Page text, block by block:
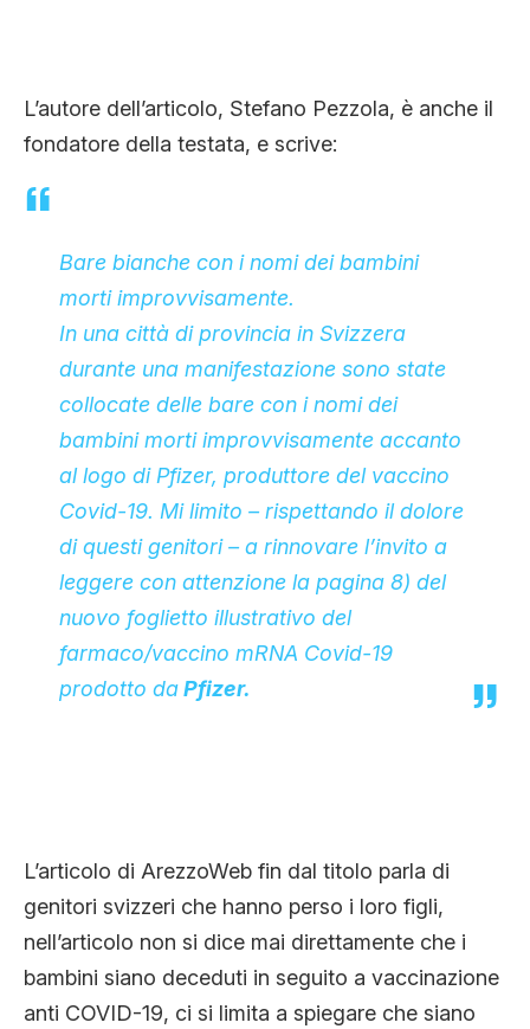
L’autore dell’articolo, Stefano Pezzola, è anche il
fondatore della testata, e scrive:
Bare bianche con i nomi dei bambini
morti improvvisamente.
In una città di provincia in Svizzera
durante una manifestazione sono state
collocate delle bare con i nomi dei
bambini morti improvvisamente accanto
al logo di Pfizer, produttore del vaccino
Covid-19. Mi limito – rispettando il dolore
di questi genitori – a rinnovare l’invito a
leggere con attenzione la pagina 8) del
nuovo foglietto illustrativo del
farmaco/vaccino mRNA Covid-19
prodotto daPfizer.
L’articolo di ArezzoWeb fin dal titolo parla di
genitori svizzeri che hanno perso i loro figli,
nell’articolo non si dice mai direttamente che i
bambini siano deceduti in seguito a vaccinazione
anti COVID-19, ci si limita a spiegare che siano